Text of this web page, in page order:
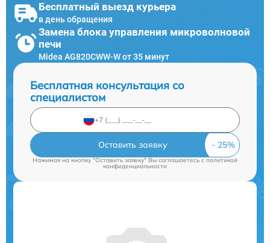
Бесплатный выезд курьера
в день обращения
Замена блока управления микроволновой
печи
Midea AG820CWW-W от 35 минут
Бесплатная консультация со
специалистом
Оставить заявку
Нажимая на кнопку "Оставить заявку" Вы соглашаетесь cполитикой
конфиденциальности